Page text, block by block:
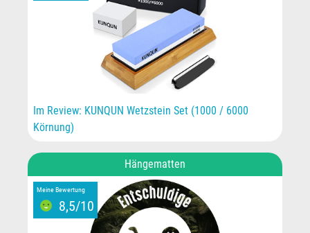
Im Review: KUNQUN Wetzstein Set (1000 / 6000
Körnung)
Hängematten
Meine Bewertung
8,5/10